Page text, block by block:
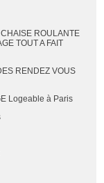
ROULANTE
TOUT A FAIT
RENDEZ VOUS
Logeable à Paris